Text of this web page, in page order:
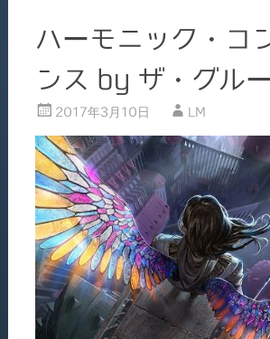
ハーモニック・コ
ンス by ザ・グル
2017年3月10日 LM